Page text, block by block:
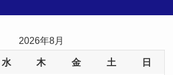
2026年8月
水 木 金 土 日